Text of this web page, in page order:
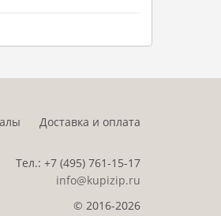
Доставка и оплата
Тел.: +7 (495) 761-15-17
info@kupizip.ru
© 2016-2026